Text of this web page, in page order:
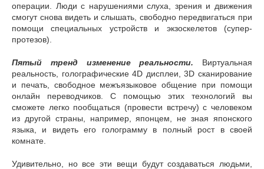
операции. Люди с нарушениями слуха, зрения и движения
смогут снова видеть и слышать, свободно передвигаться при
помощи специальных устройств и экзоскелетов (супер-
протезов).
Пятый тренд изменение реальности. Виртуальная
реальность, голографические 4D дисплеи, 3D сканирование
и печать, свободное межъязыковое общение при помощи
онлайн переводчиков. С помощью этих технологий вы
сможете легко пообщаться (провести встречу) с человеком
из другой страны, например, японцем, не зная японского
языка, и видеть его голограмму в полный рост в своей
комнате.
Удивительно, но все эти вещи будут создаваться людьми,